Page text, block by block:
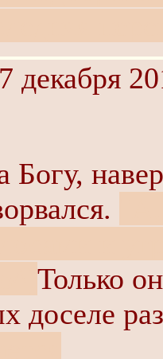
декабря
Богу,
Только
доселе